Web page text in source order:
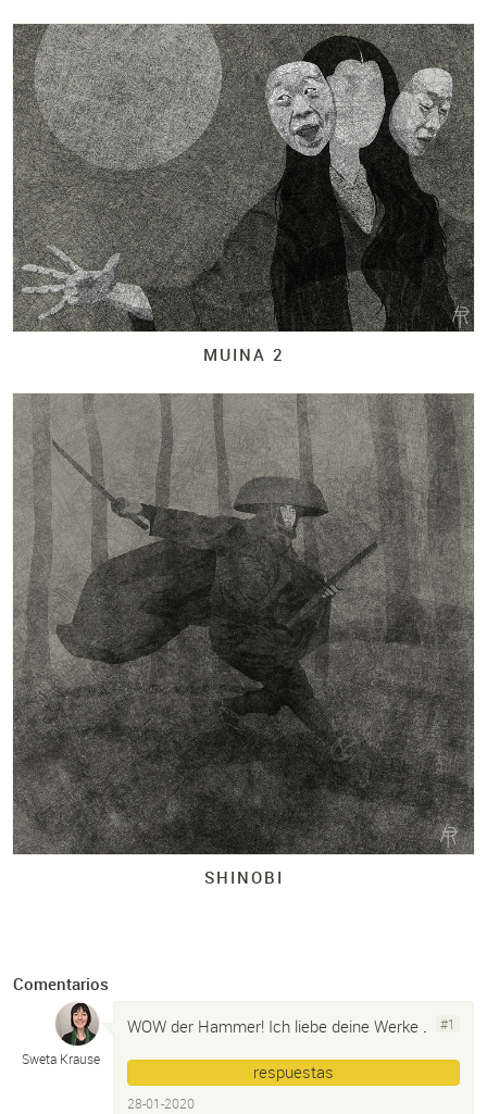
MUINA 2
SHINOBI
Comentarios
Sweta Krause
#1
WOW der Hammer! Ich liebe deine Werke .
respuestas
28-01-2020